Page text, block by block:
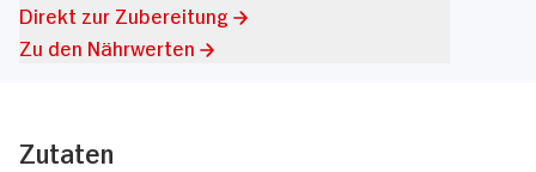
Direkt zur Zubereitung
Zu den Nährwerten
Zutaten